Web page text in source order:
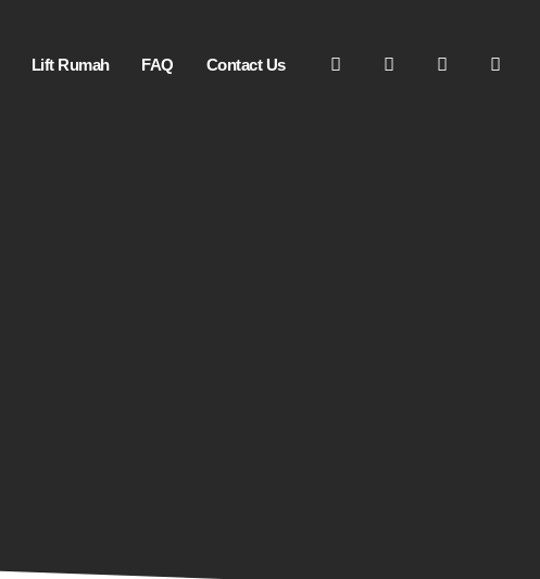
Lift Rumah FAQ Contact Us